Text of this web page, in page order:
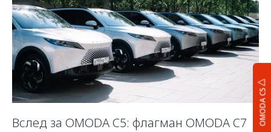
OMODA C5
Вслед за OMODA C5: флагман OMODA C7